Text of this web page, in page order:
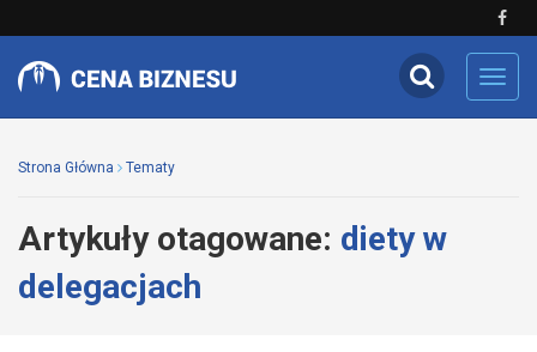
Strona Główna Tematy
Artykuły otagowane: diety w
delegacjach